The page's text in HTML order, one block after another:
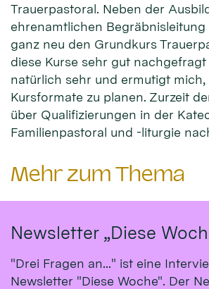
Trauerpastoral. Neben der
ehrenamtlichen Begräbnisleitung
ganz neu den Grundkurs
diese Kurse sehr gut
natürlich sehr und ermutigt mich,
Kursformate zu planen. Zurzeit
über Qualifizierungen in der
Familienpastoral und -liturgie
Mehr zum Thema
Newsletter „Diese
"Drei Fragen an..." ist eine
Newsletter "Diese Woche". Der